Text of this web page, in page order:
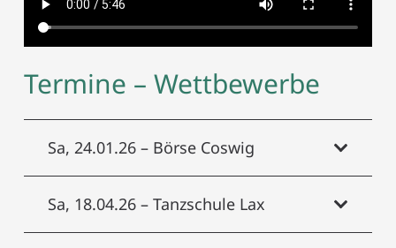
Termine – Wettbewerbe
Sa, 24.01.26 – Börse Coswig
Sa, 18.04.26 – Tanzschule Lax